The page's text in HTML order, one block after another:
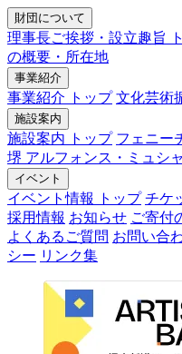
財団について
理事長ご挨拶・設立趣旨
の概要・所在地
事業紹介
事業紹介 トップ 文化芸術
施設案内
施設案内 トップ フェニー
堺 アルフォンス・ミュシ
イベント
イベント情報 トップ チケ
採用情報 お知らせ ご寄付
よくあるご質問 お問い合
シー リンク集